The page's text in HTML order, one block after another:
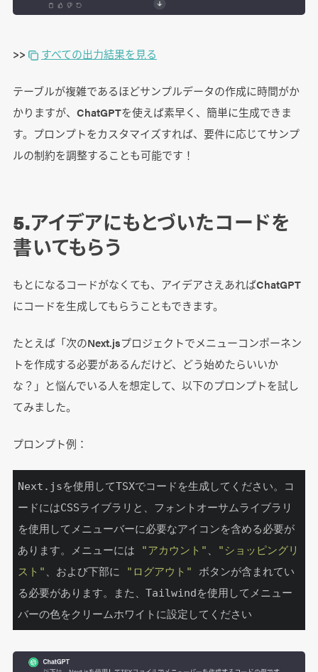
>> すべての出力結果を見る
テーブルが複雑であるほどサンプルデータの作成に時間がか
かりますが、ChatGPTを使えば素早く、簡単に生成できま
す。プロンプトをカスタマイズすれば、要件に応じてサンプ
ルの制約を調整することも可能です！
5.アイデアにもとづいたコードを
書いてもらう
もとになるコードがなくても、アイデアさえあればChatGPT
にコードを生成してもらうこともできます。
たとえば「次のNext.jsプロジェクトでメニューコンポーネン
トを作成する必要があるんだけど、どう始めたらいいか
な？」と悩んでいる人を想定して、以下のプロンプトを試し
てみました。
プロンプト例：
Next.jsを使用してTSXでコードを生成してください。コ
ードにはCSSライブラリと、フォントオーサムライブラリ
を使用してメニューバーに必要なアイコンを含める必要が
あります。メニューには "アカウント" 、 "ショッピングリ
スト" 、および下部に "ログアウト"
ボタンが含まれてい
る必要があります。また、Tailwindを使用してメニュー
バーの色をクリームホワイトに設定してください